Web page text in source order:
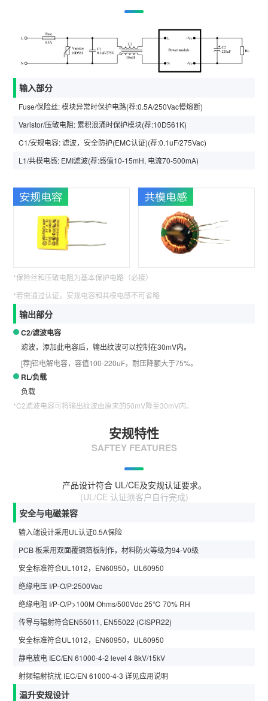
输入部分
Fuse/保险丝: 模块异常时保护电路(荐:0.5A/250Vac慢熔断)
Varistor/压敏电阻: 累积浪涌时保护模块(荐:10D561K)
C1/安规电容: 滤波，安全防护(EMC认证)(荐:0.1uF/275Vac)
L1/共模电感: EMI滤波(荐:感值10-15mH, 电流70-500mA)
*保险丝和压敏电阻为基本保护电路（必接）
*若需通过认证，安规电容和共模电感不可省略
输出部分
C2/滤波电容
滤波，添加此电容后，输出纹波可以控制在30mV内。
[荐]铝电解电容，容值100-220uF，耐压降额大于75%。
RL/负载
负载
*C2滤波电容可将输出纹波由原来的50mV降至30mV内。
安规特性
SAFTEY FEATURES
产品设计符合 UL/CE及安规认证要求。
(UL/CE 认证须客户自行完成)
安全与电磁兼容
输入端设计采用UL认证0.5A保险
PCB 板采用双面覆铜箔板制作，材料防火等级为94-V0级
安全标准符合UL1012，EN60950，UL60950
绝缘电压 I/P-O/P:2500Vac
绝缘电阻 I/P-O/P>100M Ohms/500Vdc 25℃ 70% RH
传导与辐射符合EN55011, EN55022 (CISPR22)
安全标准符合UL1012，EN60950，UL60950
静电放电 IEC/EN 61000-4-2 level 4 8kV/15kV
射频辐射抗扰 IEC/EN 61000-4-3 详见应用说明
温升安规设计